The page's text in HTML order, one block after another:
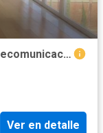
Departamento en renta Maxcom Telecomunicaciones, Diagonal 19 Poniente, Fraccionamiento Las Ánimas, Puebla, 72400, Mex
Ver en detalle